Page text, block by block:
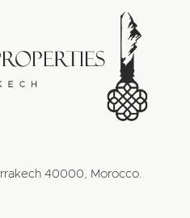
40000, Morocco.